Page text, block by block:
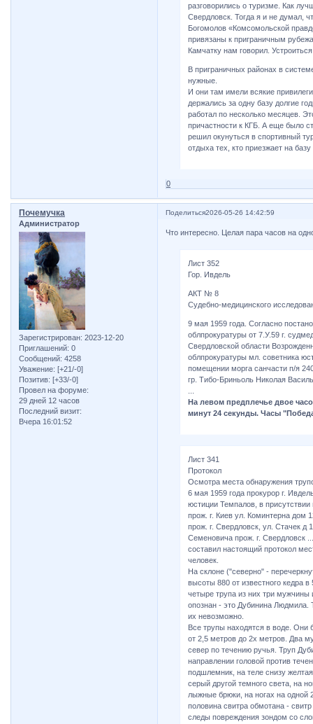
разговорились о туризме. Как
Свердловск. Тогда я и не думал,
Богомолов «Комсомольской
привязаны к приграничным
Камчатку нам говорил.
В приграничных районах в
нужные.
И они там имели всякие
держались за одну базу долгие
работал по несколько месяцев.
причастности к КГБ. А еще было
решил окунуться в спортивный
отдыха тех, кто приезжает на
0
Поделиться2026-05-26 14:42:59
Почемучка
Администратор
Зарегистрирован: 2023-12-20
Приглашений: 0
Сообщений: 4258
Уважение: [+21/-0]
Позитив: [+33/-0]
Провел на форуме:
29 дней 12 часов
Последний визит:
Вчера 16:01:52
Что интересно. Целая пара часов на
Лист 352
Гор. Ивдель
АКТ № 8
Судебно-медицинского
9 мая 1959 года. Согласно
облпрокуратуры от 7.У.59 г.
Свердловской области
облпрокуратуры мл. советника
помещении морга санчасти п/я
гр. Тибо-Бриньоль Николая
На левом предплечье двое
минут 24 секунды. Часы
Лист 341
Протокол
Осмотра места обнаружения
6 мая 1959 года прокурор г.
юстиции Темпалов, в
прож. г. Киев ул. Коминтерна дом
прож. г. Свердловск, ул. Стачек д
Семеновича прож. г. Свердловск
составил настоящий протокол
человек.
На склоне ("северно" -
высоты 880 от известного кедра
четыре трупа из них три
опознан - это Дубинина Людмила.
их невозможно.
Все трупы находятся в воде. Они
от 2,5 метров до 2х метров. Два
север по течению ручья. Труп
направлении головой против
подшлемник, на теле снизу
серый другой темного света, на
лыжные брюки, на ногах на одной
половина свитра обмотана -
следы повреждения зондом со